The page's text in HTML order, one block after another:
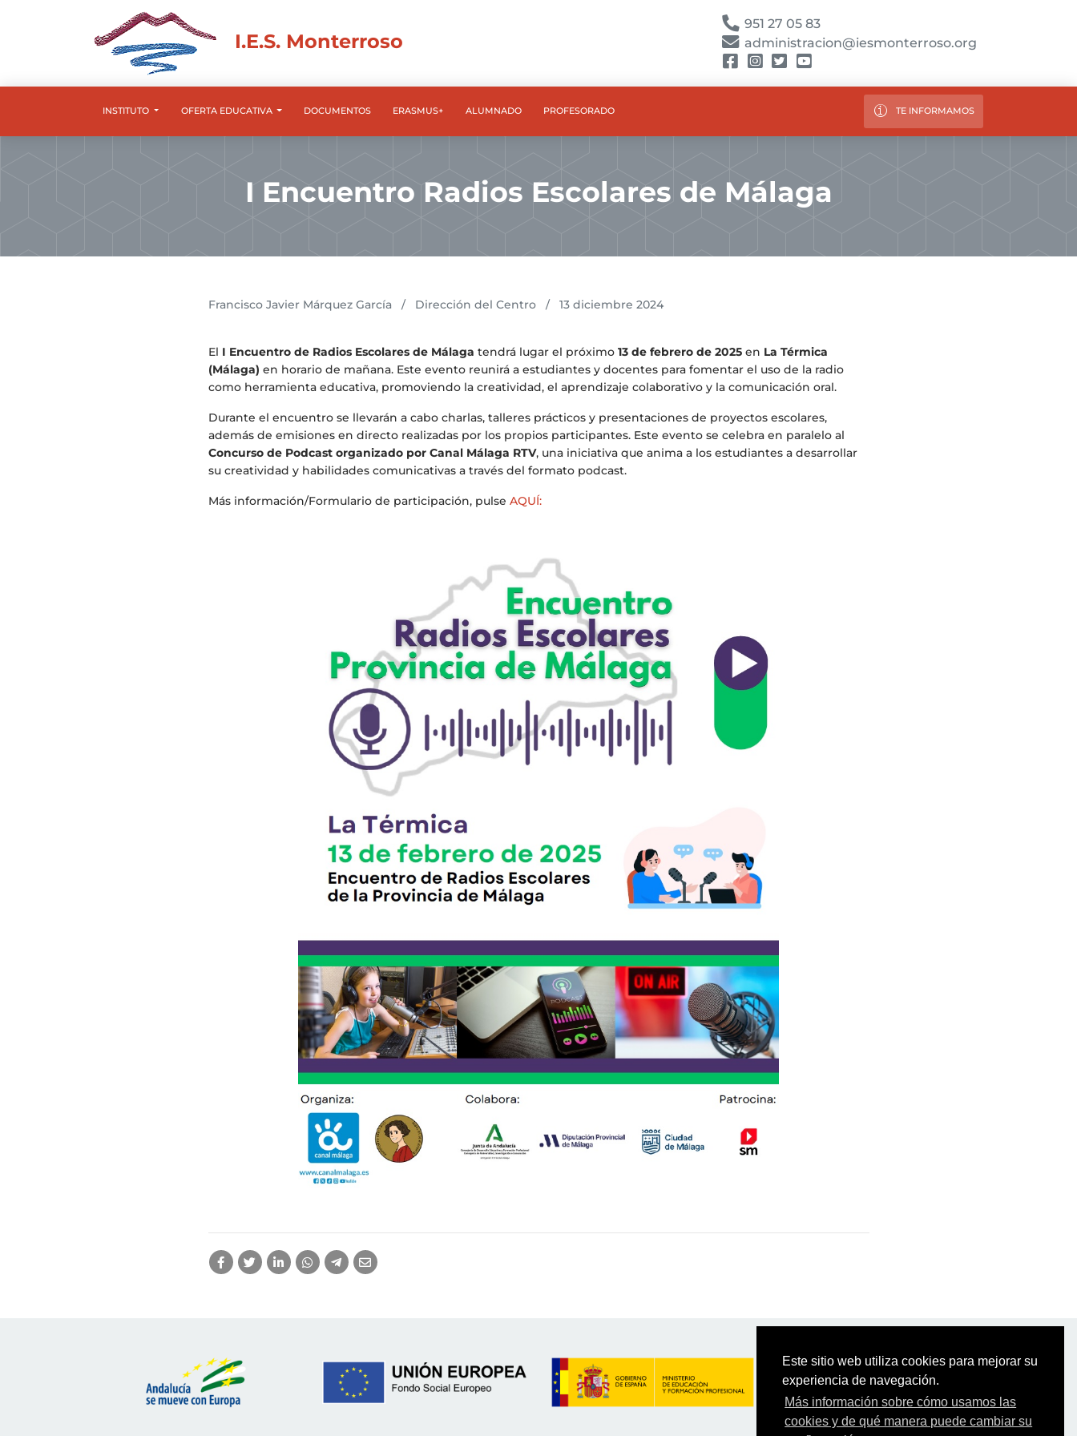
Este sitio web utiliza cookies para mejorar su
experiencia de navegación.
Más información sobre cómo usamos las
cookies y de qué manera puede cambiar su
I.E.S. Monterroso
951 27 05 83
administracion@iesmonterroso.org
INSTITUTO OFERTA EDUCATIVA DOCUMENTOS ERASMUS+ ALUMNADO PROFESORADO TE INFORMAMOS
I Encuentro Radios Escolares de Málaga
Francisco Javier Márquez García / Dirección del Centro / 13 diciembre 2024
El I Encuentro de Radios Escolares de Málaga tendrá lugar el próximo 13 de febrero de 2025en La Térmica
(Málaga) en horario de mañana. Este evento reunirá a estudiantes y docentes para fomentar el uso de la radio
como herramienta educativa, promoviendo la creatividad, el aprendizaje colaborativo y la comunicación oral.
Durante el encuentro se llevarán a cabo charlas, talleres prácticos y presentaciones de proyectos escolares,
además de emisiones en directo realizadas por los propios participantes. Este evento se celebra en paralelo al
Concurso de Podcast organizado por Canal Málaga RTV, una iniciativa que anima a los estudiantes a desarrollar
su creatividad y habilidades comunicativas a través del formato podcast.
Más información/Formulario de participación, pulse AQUÍ: